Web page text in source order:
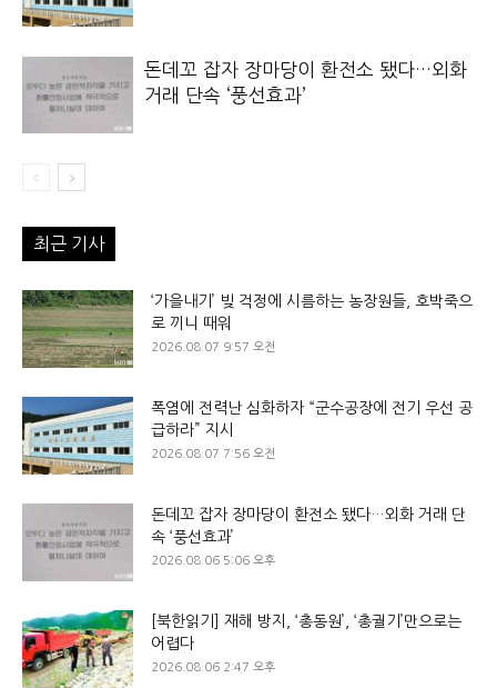
돈데꼬 잡자 장마당이 환전소 됐다…외화
거래 단속 ‘풍선효과’
최근 기사
‘가을내기’ 빚 걱정에 시름하는 농장원들, 호박죽으
로 끼니 때워
2026.08.07 9:57 오전
폭염에 전력난 심화하자 “군수공장에 전기 우선 공
급하라” 지시
2026.08.07 7:56 오전
돈데꼬 잡자 장마당이 환전소 됐다…외화 거래 단
속 ‘풍선효과’
2026.08.06 5:06 오후
[북한읽기] 재해 방지, ‘총동원’, ‘총궐기’만으로는
어렵다
2026.08.06 2:47 오후